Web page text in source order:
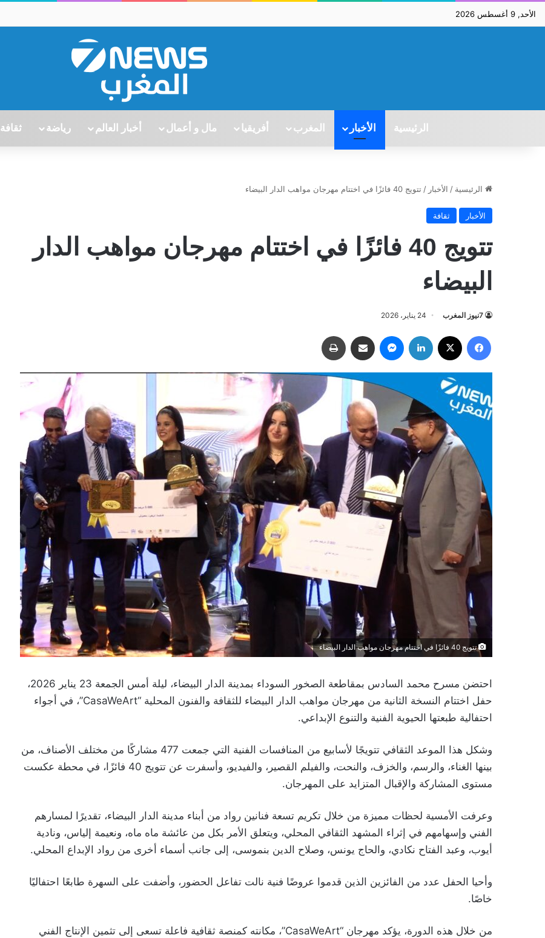
الأحد, 9 أغسطس 2026
الرئيسية الأخبار المغرب أفريقيا مال و أعمال أخبار العالم رياضة ثقافة
الرئيسية / الأخبار / تتويج 40 فائزًا في اختتام مهرجان مواهب الدار البيضاء
الأخبار ثقافة
تتويج 40 فائزًا في اختتام مهرجان مواهب الدار
البيضاء
7نيوز المغرب 24 يناير، 2026
تتويج 40 فائزًا في اختتام مهرجان مواهب الدار البيضاء
احتضن مسرح محمد السادس بمقاطعة الصخور السوداء بمدينة الدار البيضاء، ليلة أمس الجمعة 23 يناير 2026،
حفل اختتام النسخة الثانية من مهرجان مواهب الدار البيضاء للثقافة والفنون المحلية “CasaWeArt”، في أجواء
احتفالية طبعتها الحيوية الفنية والتنوع الإبداعي.
وشكل هذا الموعد الثقافي تتويجًا لأسابيع من المنافسات الفنية التي جمعت 477 مشاركًا من مختلف الأصناف، من
بينها الغناء، والرسم، والخزف، والنحت، والفيلم القصير، والفيديو، وأسفرت عن تتويج 40 فائزًا، في محطة عكست
مستوى المشاركة والإقبال المتزايد على المهرجان.
وعرفت الأمسية لحظات مميزة من خلال تكريم تسعة فنانين رواد من أبناء مدينة الدار البيضاء، تقديرًا لمسارهم
الفني وإسهامهم في إثراء المشهد الثقافي المحلي، ويتعلق الأمر بكل من عائشة ماه ماه، ونعيمة إلياس، ونادية
أيوب، وعبد الفتاح نكادي، والحاج يونس، وصلاح الدين بنموسى، إلى جانب أسماء أخرى من رواد الإبداع المحلي.
وأحيا الحفل عدد من الفائزين الذين قدموا عروضًا فنية نالت تفاعل الحضور، وأضفت على السهرة طابعًا احتفاليًا
خاصًا.
من خلال هذه الدورة، يؤكد مهرجان “CasaWeArt”، مكانته كمنصة ثقافية فاعلة تسعى إلى تثمين الإنتاج الفني